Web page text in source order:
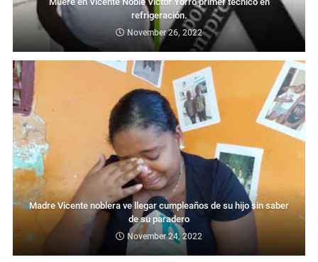
refrigeración.
November 26, 2022
Madre Vicente noblera ve llegar cumpleaños de su hijo sin saber
de su paradero
November 24, 2022